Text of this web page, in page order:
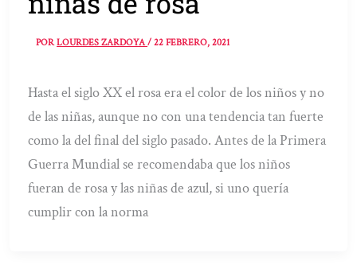
PORLOURDES ZARDOYA/22 FEBRERO, 2021
Hasta el siglo XX el rosa era el color de los niños y no
de las niñas, aunque no con una tendencia tan fuerte
como la del final del siglo pasado. Antes de la Primera
Guerra Mundial se recomendaba que los niños
fueran de rosa y las niñas de azul, si uno quería
cumplir con la norma